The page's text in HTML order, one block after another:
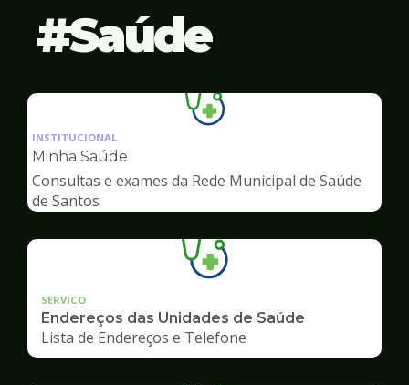
Saúde
Ilustração
da
de
Saúde
INSTITUCIONAL
Minha Saúde
Consultas e exames da Rede Municipal de Saúde
de Santos
SERVICO
Endereços das Unidades de Saúde
Lista de Endereços e Telefone